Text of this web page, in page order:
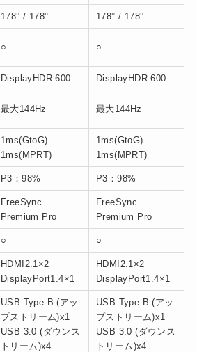
178° / 178° 178° / 178°
○ ○
DisplayHDR 600 DisplayHDR 600
最大144Hz 最大144Hz
1ms(GtoG)
1ms(MPRT)
1ms(GtoG)
1ms(MPRT)
P3：98% P3：98%
FreeSync
Premium Pro
FreeSync
Premium Pro
○ ○
HDMI2.1×2
DisplayPort1.4×1
HDMI2.1×2
DisplayPort1.4×1
USB Type-B (アッ
プストリーム)x1
USB 3.0 (ダウンス
トリーム)x4
USB Type-B (アッ
プストリーム)x1
USB 3.0 (ダウンス
トリーム)x4